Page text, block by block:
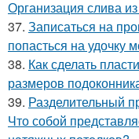
Организация слива
37. Записаться на
попасться на удочку
38. Как сделать
размеров
39. Разделительный
Что собой